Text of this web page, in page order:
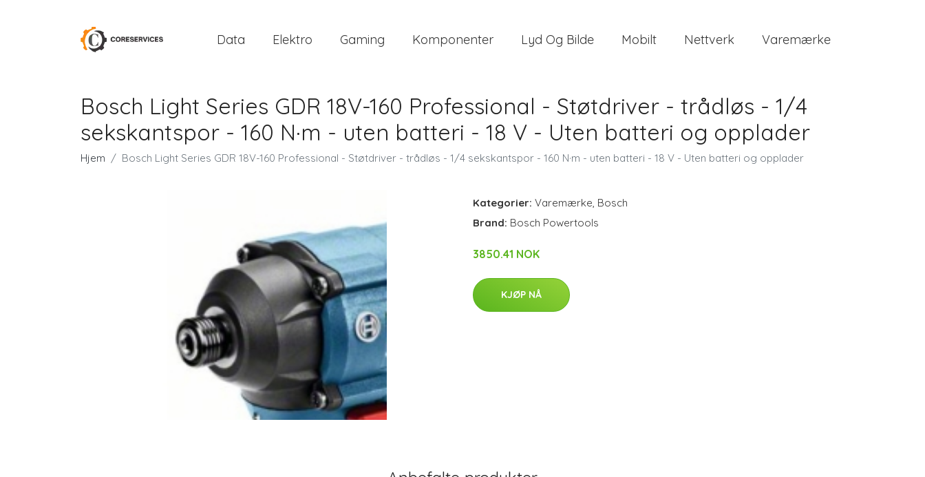
Data Elektro Gaming Komponenter Lyd Og Bilde Mobilt Nettverk Varemærke
Bosch Light Series GDR 18V-160 Professional - Støtdriver - trådløs - 1/4
sekskantspor - 160 N·m - uten batteri - 18 V - Uten batteri og opplader
Hjem Bosch Light Series GDR 18V-160 Professional - Støtdriver - trådløs - 1/4 sekskantspor - 160 N·m - uten batteri - 18 V - Uten batteri og opplader
Kategorier: Varemærke, Bosch
Brand: Bosch Powertools
3850.41 NOK
KJØP NÅ